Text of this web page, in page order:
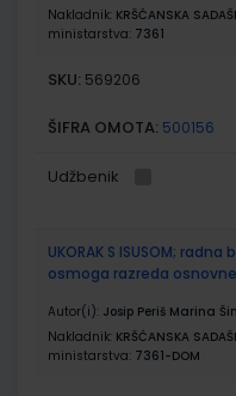
Nakladnik: KRŠĆANSKA
ministarstva: 7361
SKU: 569206
ŠIFRA OMOTA: 500156
Udžbenik
UKORAK S ISUSOM;
osmoga razreda
Autor(i): Josip Periš Marina
Nakladnik: KRŠĆANSKA
ministarstva: 7361-DOM